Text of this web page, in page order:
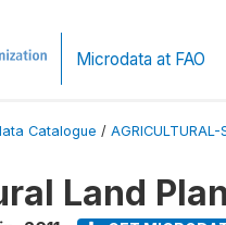
Microdata at FAO
Catalogue / AGRICULTURAL-
Land